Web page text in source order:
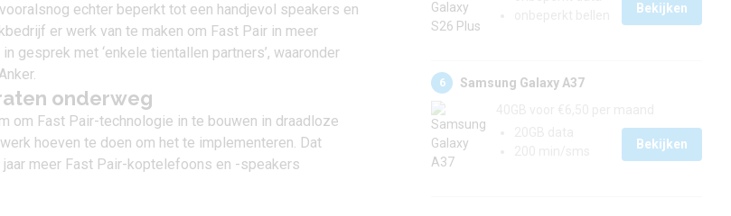
echter beperkt tot een handjevol speakers en
er werk van te maken om Fast Pair in meer
gesprek met ‘enkele tientallen partners’, waaronder
onderweg
om Fast Pair-technologie in te bouwen in draadloze
hoeven te doen om het te implementeren. Dat
meer Fast Pair-koptelefoons en -speakers
Bekijken
6
Samsung Galaxy A37
Bekijken